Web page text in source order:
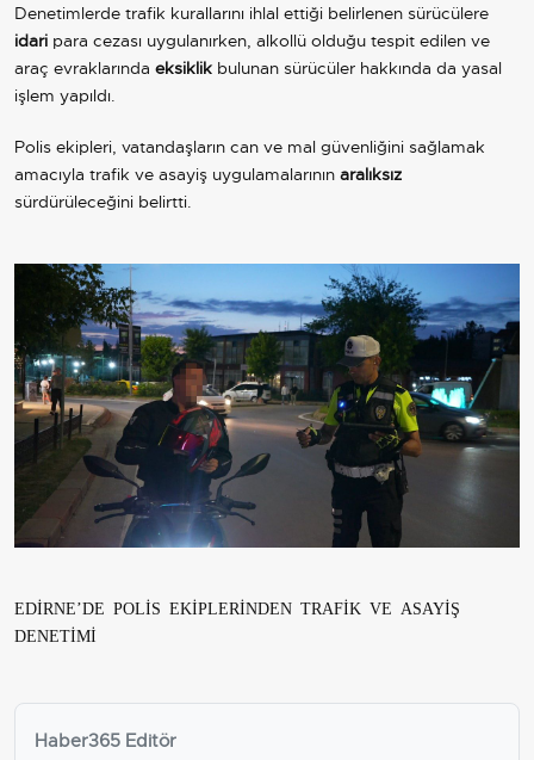
Denetimlerde trafik kurallarını ihlal ettiği belirlenen sürücülere
idari para cezası uygulanırken, alkollü olduğu tespit edilen ve
araç evraklarında eksiklik bulunan sürücüler hakkında da yasal
işlem yapıldı.
Polis ekipleri, vatandaşların can ve mal güvenliğini sağlamak
amacıyla trafik ve asayiş uygulamalarının aralıksız
sürdürüleceğini belirtti.
EDİRNE’DE POLİS EKİPLERİNDEN TRAFİK VE ASAYİŞ
DENETİMİ
Haber365 Editör